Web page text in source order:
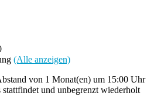
(Alle anzeigen)
von 1 Monat(en) um 15:00 Uhr
stattfindet und unbegrenzt wiederholt